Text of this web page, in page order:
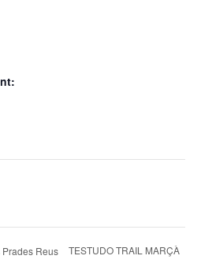
Reus TESTUDO TRAIL MARÇÀ